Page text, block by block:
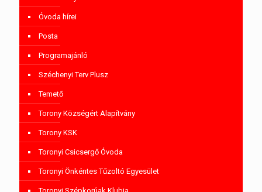
Óvoda hírei
Posta
Programajánló
Széchenyi Terv Plusz
Temető
Torony Községért Alapítvány
Torony KSK
Toronyi Csicsergő Óvoda
Toronyi Önkéntes Tűzoltó Egyesület